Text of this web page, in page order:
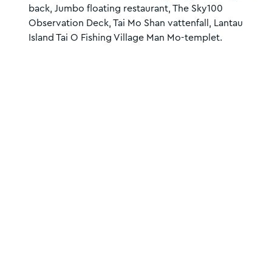
back, Jumbo floating restaurant, The Sky100
Observation Deck, Tai Mo Shan vattenfall, Lantau
Island Tai O Fishing Village Man Mo-templet.